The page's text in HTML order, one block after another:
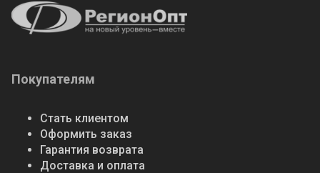
Покупателям
Стать клиентом
Оформить заказ
Гарантия возврата
Доставка и оплата